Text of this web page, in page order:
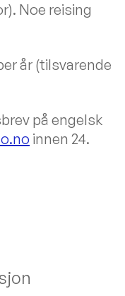
Noe reising
år (tilsvarende
på engelsk
innen 24.